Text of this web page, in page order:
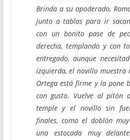
Brinda a su apoderado,
junto a tablas para ir
con un bonito pase de
derecha, templando y con
entregado, aunque
izquierda, el novillo muestra
Ortega está firme y la pone
con gusto. Vuelve al pitón
temple y el novillo sin
finales, como el doblón
una estocada muy